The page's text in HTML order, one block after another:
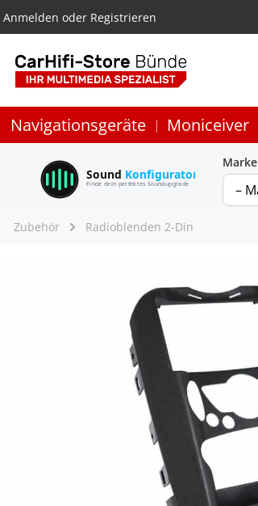
Anmelden oder Registrieren
Navigationsgeräte Moniceiver
Sound Konfigurator
Finde dein perfektes Soundupgrade
Marke
Zubehör Radioblenden 2-Din